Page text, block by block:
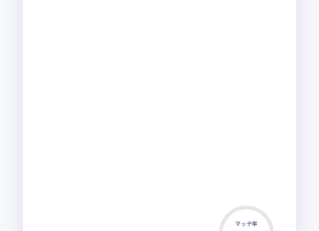
マッチ率